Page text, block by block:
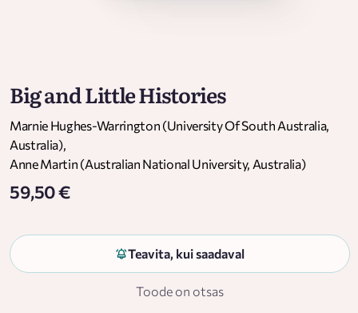
Big and Little Histories
Marnie Hughes-Warrington (University Of South Australia,
Australia),
Anne Martin (Australian National University, Australia)
59,50 €
Teavita, kui saadaval
Toode on otsas